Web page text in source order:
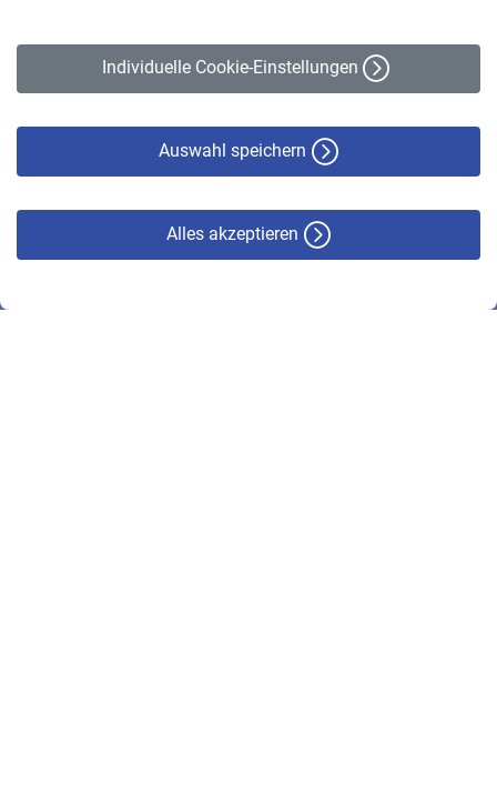
Individuelle Cookie-Einstellungen
Auswahl speichern
Alles akzeptieren
Erklärung zur Barrierefreiheit
© VBL 2026